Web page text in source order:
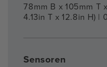
78mm B x 105mm T
4.13in T x 12.8in H) |
Sensoren